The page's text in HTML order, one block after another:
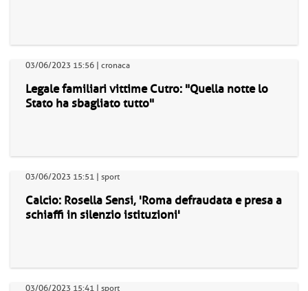
03/06/2023 15:56 | cronaca
Legale familiari vittime Cutro: "Quella notte lo
Stato ha sbagliato tutto"
03/06/2023 15:51 | sport
Calcio: Rosella Sensi, 'Roma defraudata e presa a
schiaffi in silenzio istituzioni'
03/06/2023 15:41 | sport